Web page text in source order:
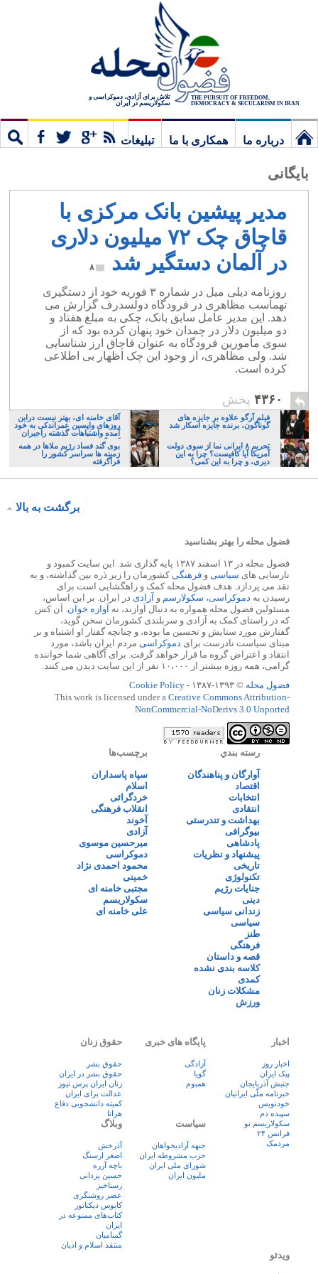
THE PURSUIT OF FREEDOM,
DEMOCRACY & SECULARISM IN IRAN
تلاش برای آزادی، دموکراسی و
سکولاریسم در ایران
درباره ما همکاری با ما
تبلیغات
بایگانی
مدیر پیشین بانک مرکزی با
قاچاق چک ۷۲ میلیون دلاری
در آلمان دستگیر شد
۸
روزنامه دیلی میل در شماره ۳ فوریه خود از دستگیری
تهماسب مظاهری در فرودگاه دولسدرف گزارش می
دهد. این مدیر عامل سابق بانک، چکی به مبلغ هفتاد و
دو میلیون دلار در چمدان خود پنهان کرده بود که از
سوی مأمورین فرودگاه به عنوان قاچاق ارز شناسایی
شد. ولی مظاهری، از وجود این چک اظهار بی اطلاعی
کرده است.
۴۳۶۰ پخش
فیلم آرگو علاوه بر جایزه های
گوناگون، برنده جایزه اسکار شد
آقای خامنه ای، بهتر نیست دراین
روزهای واپسین عمراندکی به خود
آمده واشتباهات گذشته راجبران
کنید؟
تحریم ۸ ایرانی نما از سوی دولت
آمریکا آیا کافیست؟ چرا به این
دیری، و چرا به این کمی؟
بوی گند فساد رژیم ملاها در همه
زمینه ها سراسر کشور را
فراگرفته
برگشت به بالا
فضول محله را بهتر بشناسید
فضول محله در ۱۳ اسفند ۱۳۸۷ پایه گذاری شد. این سایت کمبود و
نارسایی های سیاسی و فرهنگیکشورمان را زیر ذره بین گذاشته، و به
نقد می پردازد. هدف فضول محله کمک و راهگشایی است برای
رسیدن به دموکراسی، سکولارسم و آزادی در ایران. بر این اساس،
مسئولین فضول محله همواره به دنبال آوازند، نه آوازه خوان. آن کس
که در راستای کمک به آزادی و سربلندی کشورمان سخن گوید،
گفتارش مورد ستایش و تحسین ما بوده، و چنانچه گفتار او اشتباه و بر
مبنای سیاست نادرست برای دموکراسی مردم ایران باشد، مورد
انتقاد و اعتراض گروه ما قرار خواهد گرفت. برای آگاهی شما خواننده
گرامی، همه روزه بیشتر از ۱۰،۰۰۰ نفر از این سایت دیدن می کنند.
فضول محله © ۱۳۹۳-۱۳۸۷ -
Cookie Policy
This work is licensed under a Creative Commons Attribution-
NonCommercial-NoDerivs 3.0 Unported
رسته بندي
آوارگان و پناهندگان
اقتصاد
انتخابات
انتقادی
بهداشت و تندرستی
بیوگرافی
پادشاهی
پیشنهاد و نظریات
تاریخی
تکنولوژی
جنایات رژیم
دینی
زندانی سیاسی
سیاسی
طنز
فرهنگی
قصه و داستان
کلاسه بندی نشده
کمدی
مشکلات زنان
ورزش
برچسب‌ها
سپاه پاسداران
اسلام
خردگرائی
انقلاب فرهنگی
آخوند
آزادی
میرحسین موسوی
دموکراسی
محمود احمدی نژاد
خمینی
مجتبی خامنه ای
سکولاریسم
علی خامنه ای
اخبار
اخبار روز
پيک ايران
جنبش آذربایجان
خبرنامه ملّی ایرانیان
خودنویس
سپیده دم
سکولاریسم نو
فرانس ۲۴
مردمک
پایگاه های خبری
آزادگی
گویا
همبوم
حقوق زنان
حقوق بشر
حقوق بشر در ایران
زنان ايران پرس نيوز
عدالت برای ایران
کمیته دانشجویی دفاع
هرانا
سیاست
جبهه آزادیخواهان
حزب مشروطه ایران
شورای ملی ایران
ملیون ایران
وبلاگ
آذرخش
اصغر ارسنگ
باچه آزره
حسین یزدانی
رستاخیز
عضر روشنگری
کابوس دیکتاتور
کتاب‌های ممنوعه در
ایران
گمنامیان
منتقد اسلام و ادیان
ویدئو